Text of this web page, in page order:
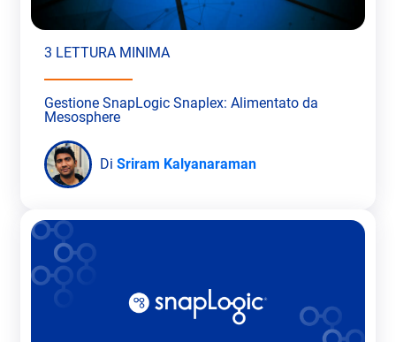
3 LETTURA MINIMA
Gestione SnapLogic Snaplex: Alimentato da
Mesosphere
Di Sriram Kalyanaraman